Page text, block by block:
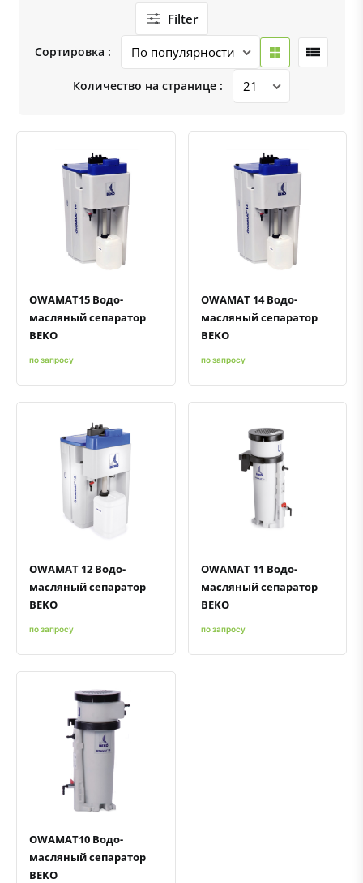
Filter
Сортировка :
Количество на странице :
Быстрый просмотрДобавить к сравнению
OWAMAT15 Водо-
масляный сепаратор
BEKO
по запросу
Быстрый просмотрДобавить к сравнению
Добавить в избранное
OWAMAT 14 Водо-
масляный сепаратор
BEKO
по запросу
Быстрый просмотр
OWAMAT 12 Водо-
масляный сепаратор
BEKO
по запросу
Быстрый просмотрДобавить к сравнению
OWAMAT 11 Водо-
масляный сепаратор
BEKO
по запросу
Быстрый просмотрДобавить к сравнению
OWAMAT10 Водо-
масляный сепаратор
BEKO